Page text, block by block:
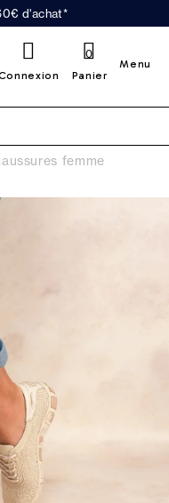
d'achat*
Panier
0
Menu
femme